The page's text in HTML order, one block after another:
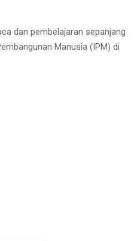
dan pembelajaran sepanjang
Manusia (IPM) di